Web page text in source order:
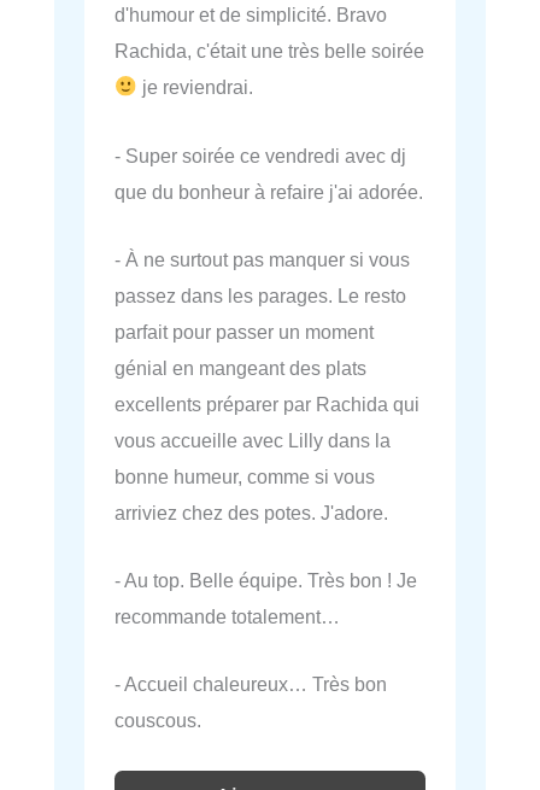
d'humour et de simplicité. Bravo
Rachida, c'était une très belle soirée
je reviendrai.
- Super soirée ce vendredi avec dj
que du bonheur à refaire j'ai adorée.
- À ne surtout pas manquer si vous
passez dans les parages. Le resto
parfait pour passer un moment
génial en mangeant des plats
excellents préparer par Rachida qui
vous accueille avec Lilly dans la
bonne humeur, comme si vous
arriviez chez des potes. J'adore.
- Au top. Belle équipe. Très bon ! Je
recommande totalement…
- Accueil chaleureux… Très bon
couscous.